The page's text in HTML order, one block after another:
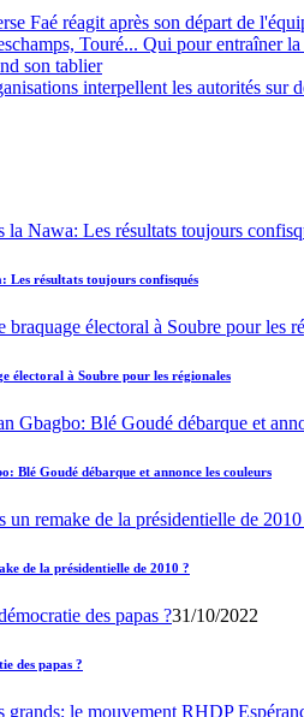
Faé réagit après son départ de
Touré... Qui pour entraîner
son tablier
interpellent les autorités sur
Les résultats toujours confisqués
électoral à Soubre pour les régionales
Blé Goudé débarque et annonce les couleurs
de la présidentielle de 2010 ?
31/10/2022
des papas ?